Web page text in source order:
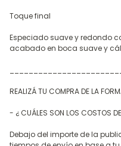
Toque final
Especiado suave y redondo
acabado en boca suave y
REALIZÁ TU COMPRA DE LA
- ¿ CUÁLES SON LOS COSTOS
Debajo del importe de la